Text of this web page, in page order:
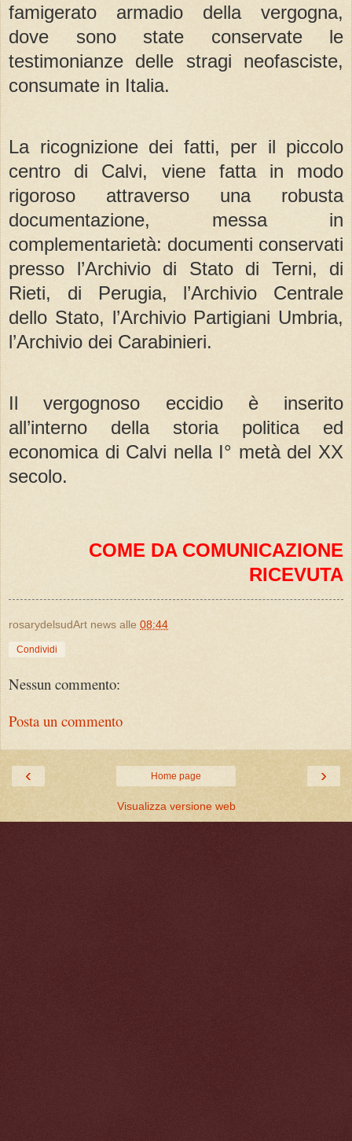
famigerato armadio della vergogna,
dove sono state conservate le
testimonianze delle stragi neofasciste,
consumate in Italia.
La ricognizione dei fatti, per il piccolo
centro di Calvi, viene fatta in modo
rigoroso attraverso una robusta
documentazione, messa in
complementarietà: documenti conservati
presso l’Archivio di Stato di Terni, di
Rieti, di Perugia, l’Archivio Centrale
dello Stato, l’Archivio Partigiani Umbria,
l’Archivio dei Carabinieri.
Il vergognoso eccidio è inserito
all’interno della storia politica ed
economica di Calvi nella I° metà del XX
secolo.
COME DA COMUNICAZIONE
RICEVUTA
rosarydelsudArt news alle 08:44
Condividi
Nessun commento:
Posta un commento
‹ ›
Home page
Visualizza versione web